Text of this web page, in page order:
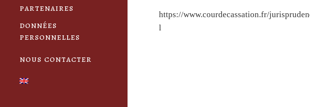
partenaires
données
personnelles
nous contacter
https://www.courdecassation.fr/
l